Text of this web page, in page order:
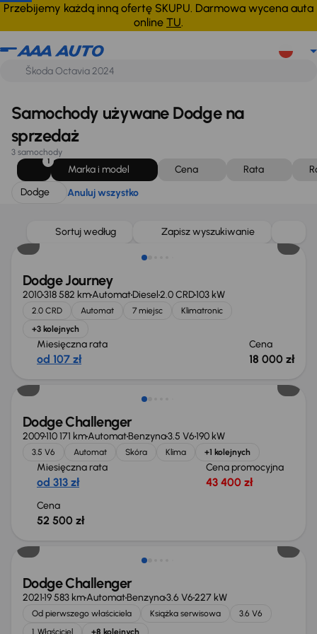
Przebijemy każdą inną ofertę SKUPU. Darmowa wycena auta
online TU.
Dodge Anuluj wszystko
Samochody używane Dodge na
sprzedaż
3 samochody
1
Marka i model Cena Rata
Dodge
Anuluj wszystko
Sortuj według Zapisz wyszukiwanie
Świeżo skupione
Dodge Journey
2010318 582 kmAutomatDiesel2.0 CRD103 kW
2.0 CRD Automat 7 miejsc
Klimatronic
+3 kolejnych
Miesięczna rata
od 107 zł
Cena
18 000 zł
Dodge Challenger
2009110 171 kmAutomatBenzyna3.5 V6190 kW
3.5 V6 Automat Skóra Klima +1 kolejnych
Miesięczna rata
od 313 zł
Cena promocyjna
43 400 zł
Cena
52 500 zł
Świeżo skupione
Dodge Challenger
202119 583 kmAutomatBenzyna3.6 V6227 kW
Od pierwszego właściciela Książka serwisowa
3.6 V6
1. Właściciel
+8 kolejnych